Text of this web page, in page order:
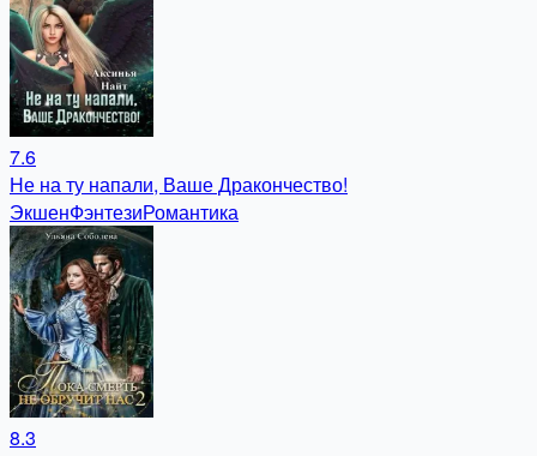
7.6
Не на ту напали, Ваше Дракончество!
ЭкшенФэнтезиРомантика
8.3